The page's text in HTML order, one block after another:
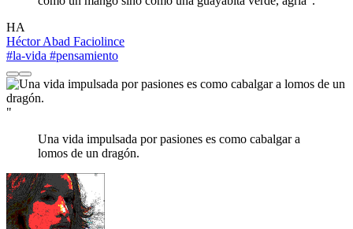
HA
Héctor Abad Faciolince
#la-vida #pensamiento
"
Una vida impulsada por pasiones es como cabalgar a
lomos de un dragón.